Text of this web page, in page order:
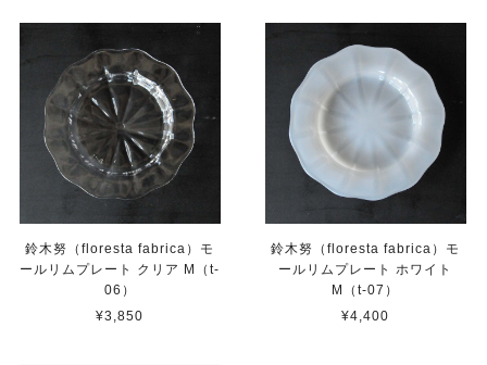
鈴木努（floresta fabrica）モ
ールリムプレート クリア M（t-
06）
¥3,850
鈴木努（floresta fabrica）モ
ールリムプレート ホワイト
M（t-07）
¥4,400